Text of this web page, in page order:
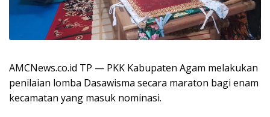
AMCNews.co.id TP — PKK Kabupaten Agam melakukan
penilaian lomba Dasawisma secara maraton bagi enam
kecamatan yang masuk nominasi.